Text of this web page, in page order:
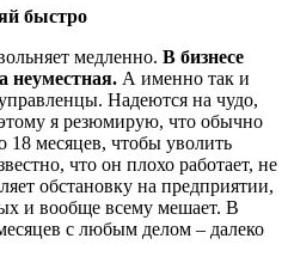
быстро
медленно. В бизнесе
неуместная. А именно так и
Надеются на чудо,
я резюмирую, что обычно
18 месяцев, чтобы уволить
что он плохо работает, не
обстановку на предприятии,
и вообще всему мешает. В
с любым делом – далеко